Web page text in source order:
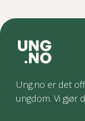
Ung.no er det
ungdom. Vi gjør